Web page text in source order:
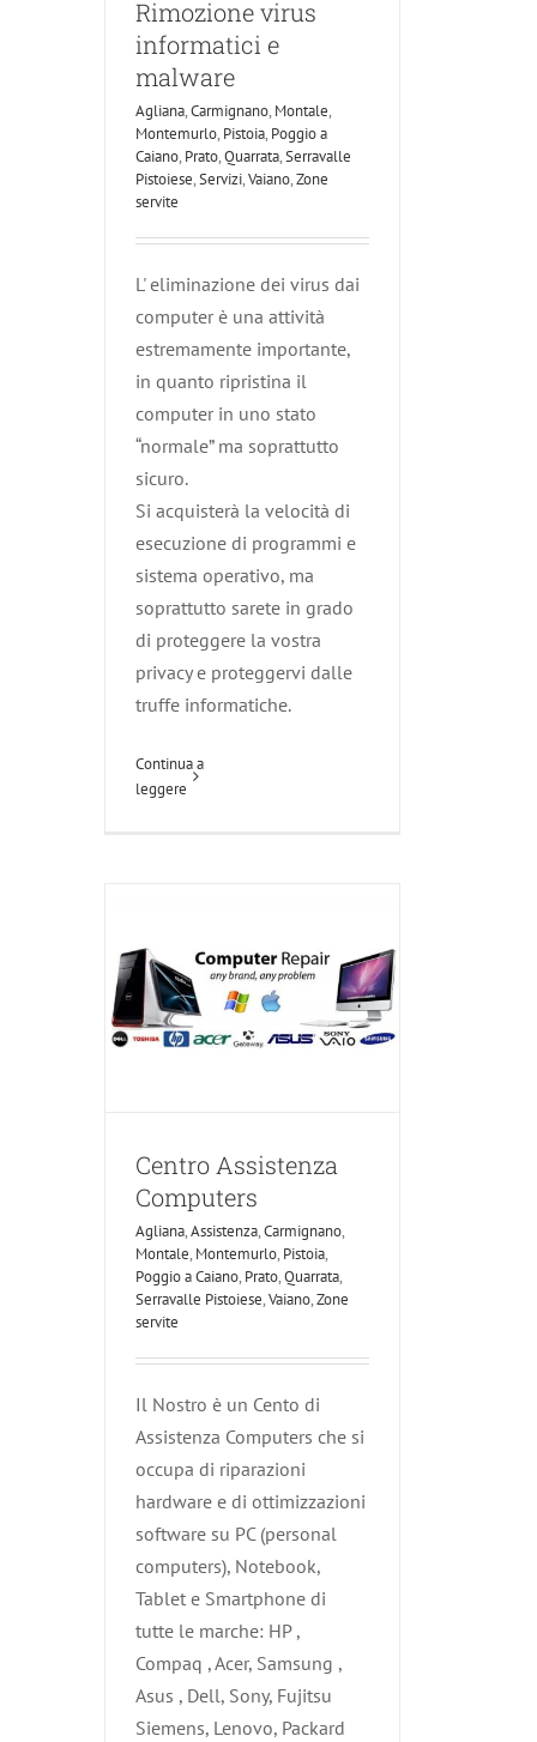
Rimozione virus
informatici e
malware
Agliana,Carmignano, Montale,
Montemurlo, Pistoia, Poggio a
Caiano, Prato,Quarrata,Serravalle
Pistoiese,Servizi,Vaiano,Zone
servite
L' eliminazione dei virus dai
computer è una attività
estremamente importante,
in quanto ripristina il
computer in uno stato
“normale” ma soprattutto
sicuro.
Si acquisterà la velocità di
esecuzione di programmi e
sistema operativo, ma
soprattutto sarete in grado
di proteggere la vostra
privacy e proteggervi dalle
truffe informatiche.
Continua a
leggere
Centro Assistenza
Agliana
Centro Assistenza
Computers
Agliana,Assistenza,Carmignano,
Montale, Montemurlo, Pistoia,
Poggio a Caiano, Prato,Quarrata,
Serravalle Pistoiese,Vaiano,Zone
servite
Il Nostro è un Cento di
Assistenza Computers che si
occupa di riparazioni
hardware e di ottimizzazioni
software su PC (personal
computers), Notebook,
Tablet e Smartphone di
tutte le marche: HP ,
Compaq , Acer, Samsung ,
Asus , Dell, Sony, Fujitsu
Siemens, Lenovo, Packard